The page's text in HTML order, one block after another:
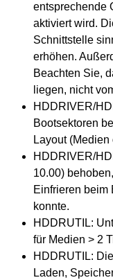
entsprechende
aktiviert wird.
Schnittstelle
erhöhen.
Beachten Sie,
liegen, nicht
HDDRIVER/
Bootsektoren
Layout
HDDRIVER/
10.00)
Einfrieren beim
konnte.
HDDRUTIL:
für Medien > 2
HDDRUTIL:
Laden,